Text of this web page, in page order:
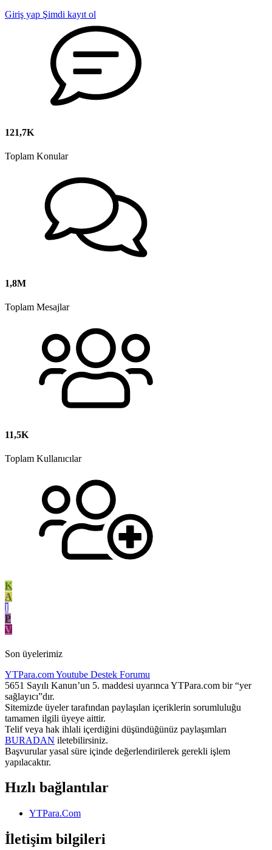
Giriş yap Şimdi kayıt ol
121,7K
Toplam Konular
1,8M
Toplam Mesajlar
11,5K
Toplam Kullanıcılar
K
A
I
P
V
Son üyelerimiz
YTPara.comYoutube Destek Forumu
5651 Sayılı Kanun’un 5. maddesi uyarınca YTPara.com bir “yer
sağlayıcı”dır.
Sitemizde üyeler tarafından paylaşılan içeriklerin sorumluluğu
tamamen ilgili üyeye aittir.
Telif veya hak ihlali içerdiğini düşündüğünüz paylaşımları
BURADAN iletebilirsiniz.
Başvurular yasal süre içinde değerlendirilerek gerekli işlem
yapılacaktır.
Hızlı bağlantılar
YTPara.Com
İletişim bilgileri